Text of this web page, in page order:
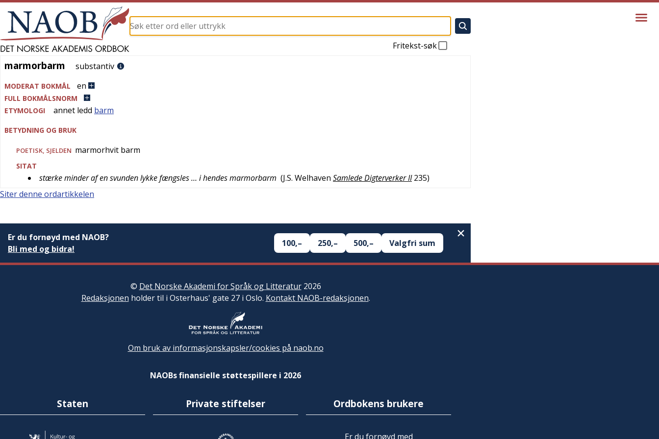
Fritekst-søk
marmorbarm
marmorbarm substantiv
MODERAT BOKMÅL en
FULL BOKMÅLSNORM
ETYMOLOGI
annet ledd barm
BETYDNING OG BRUK
POETISK SJELDEN marmorhvit barm
SITAT
stærke minder af en svunden lykke fængsles … i hendes marmorbarm (J.S. Welhaven Samlede Digterverker II 235)
Siter denne ordartikkelen
Er du fornøyd med NAOB?
Bli med og bidra!
100,– 250,– 500,– Valgfri sum
© Det Norske Akademi for Språk og Litteratur2026
Redaksjonen holder til i Osterhaus' gate 27 i Oslo. Kontakt NAOB-redaksjonen.
Om bruk av informasjonskapsler/cookies på naob.no
NAOBs finansielle støttespillere i 2026
Staten Private stiftelser Ordbokens brukere
Er du fornøyd med